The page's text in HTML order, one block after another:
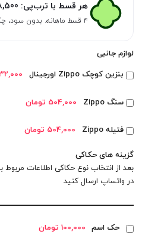
هر قسط با ترب‌پی:
۴ قسط ماهانه. بدون سود، چک و ضامن.
لوازم جانبی
بنزین کوچک Zippo اورجینال
1,032,000
سنگ Zippo 504,000 تومان
فتیله Zippo 504,000 تومان
گزینه های حکاکی
بعد از انتخاب نوع حکاکی اطلاعات مربوط
در واتساپ ارسال کنید
حک اسم 100,000 تومان